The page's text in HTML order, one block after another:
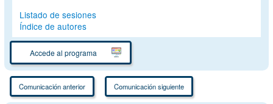
Listado de sesiones
Índice de autores
Accede al programa
Comunicación anterior Comunicación siguiente